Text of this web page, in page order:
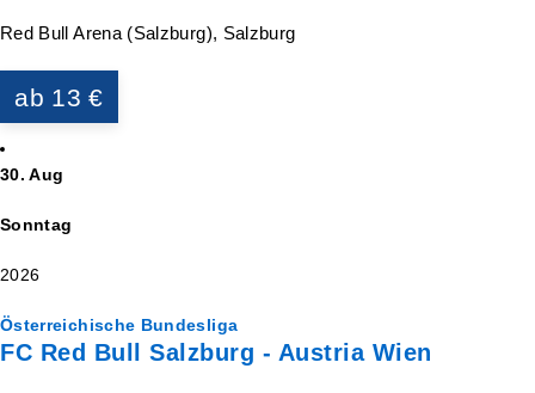
Red Bull Arena (Salzburg), Salzburg
ab 13 €
30. Aug
Sonntag
2026
Österreichische Bundesliga
FC Red Bull Salzburg - Austria Wien